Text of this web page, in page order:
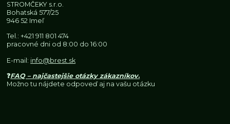
STROMČEKY s.r.o.
Bohatská 577/25
946 52 Imeľ
Tel.:+421 911 801 474
pracovné dni od 8:00 do 16:00
E-mail: info@brest.sk
❓FAQ – najčastejšie otázky zákazníkov.
Možno tu nájdete odpoveď aj na vašu otázku